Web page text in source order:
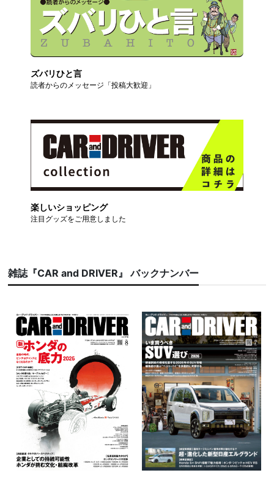
ズバリひと言
読者からのメッセージ「投稿大歓迎」
楽しいショッピング
注目グッズをご用意しました
雑誌『CAR and DRIVER』 バックナンバー